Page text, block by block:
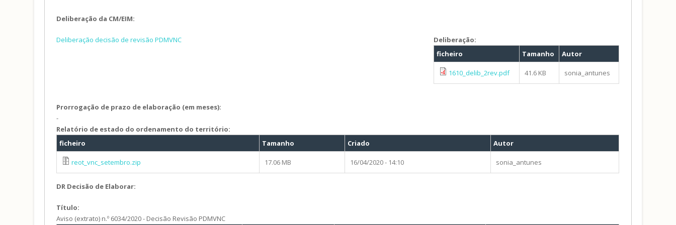
Deliberação da CM/EIM:
Deliberação decisão de revisão PDMVNC
Deliberação:
ficheiro
Tamanho Autor
1610_delib_2rev.pdf 41.6 KB sonia_antunes
Prorrogação de prazo de elaboração (em meses):
-
Relatório de estado do ordenamento do território:
ficheiro
Tamanho Criado Autor
reot_vnc_setembro.zip 17.06 MB 16/04/2020 - 14:10 sonia_antunes
DR Decisão de Elaborar:
Título:
Aviso (extrato) n.º 6034/2020 - Decisão Revisão PDMVNC